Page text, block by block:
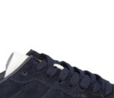
Neosens
Polo Ralph Lauren